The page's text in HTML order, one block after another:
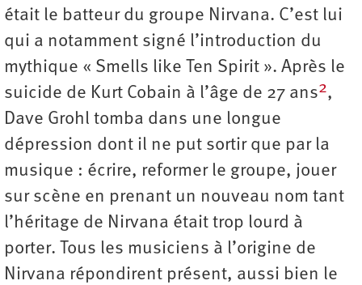
était le batteur du groupe Nirvana. C’est lui
qui a notamment signé l’introduction du
mythique « Smells like Ten Spirit ». Après le
suicide de Kurt Cobain à l’âge de 27 ans2,
Dave Grohl tomba dans une longue
dépression dont il ne put sortir que par la
musique : écrire, reformer le groupe, jouer
sur scène en prenant un nouveau nom tant
l’héritage de Nirvana était trop lourd à
porter. Tous les musiciens à l’origine de
Nirvana répondirent présent, aussi bien le